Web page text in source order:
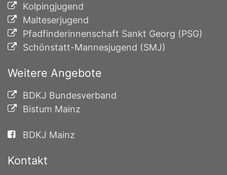
Kolpingjugend
Malteserjugend
Pfadfinderinnenschaft Sankt Georg (PSG)
Schönstatt-Mannesjugend (SMJ)
Weitere Angebote
BDKJ Bundesverband
Bistum Mainz
BDKJ Mainz
Kontakt